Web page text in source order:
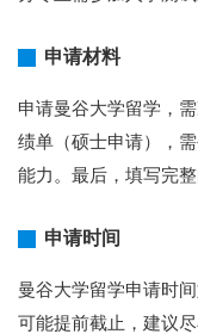
申请材料
申请曼谷大学留学，
绩单（硕士申请），
能力。最后，填写完
申请时间
曼谷大学留学申请时
可能提前截止，建议